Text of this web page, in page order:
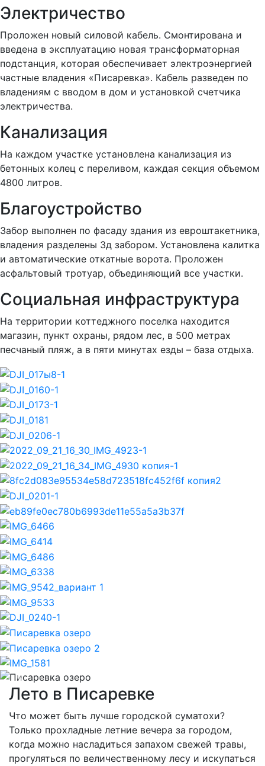
Электричество
Проложен новый силовой кабель. Смонтирована и
введена в эксплуатацию новая трансформаторная
подстанция, которая обеспечивает электроэнергией
частные владения «Писаревка». Кабель разведен по
владениям с вводом в дом и установкой счетчика
электричества.
Канализация
На каждом участке установлена канализация из
бетонных колец с переливом, каждая секция объемом
4800 литров.
Благоустройство
Забор выполнен по фасаду здания из евроштакетника,
владения разделены 3д забором. Установлена калитка
и автоматические откатные ворота. Проложен
асфальтовый тротуар, объединяющий все участки.
Социальная инфраструктура
На территории коттеджного поселка находится
магазин, пункт охраны, рядом лес, в 500 метрах
песчаный пляж, а в пяти минутах езды – база отдыха.
Previous
Лето в Писаревке
Что может быть лучше городской суматохи?
Только прохладные летние вечера за городом,
когда можно насладиться запахом свежей травы,
прогуляться по величественному лесу и искупаться